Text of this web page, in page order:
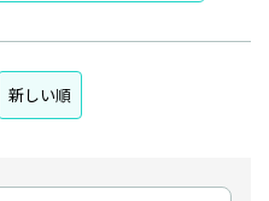
新しい順